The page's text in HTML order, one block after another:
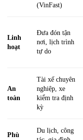
(VinFast)
Linh
hoạt
Đưa đón tận
nơi, lịch trình
tự do
An
toàn
Tài xế chuyên
nghiệp, xe
kiểm tra định
kỳ
Phù
Du lịch, công